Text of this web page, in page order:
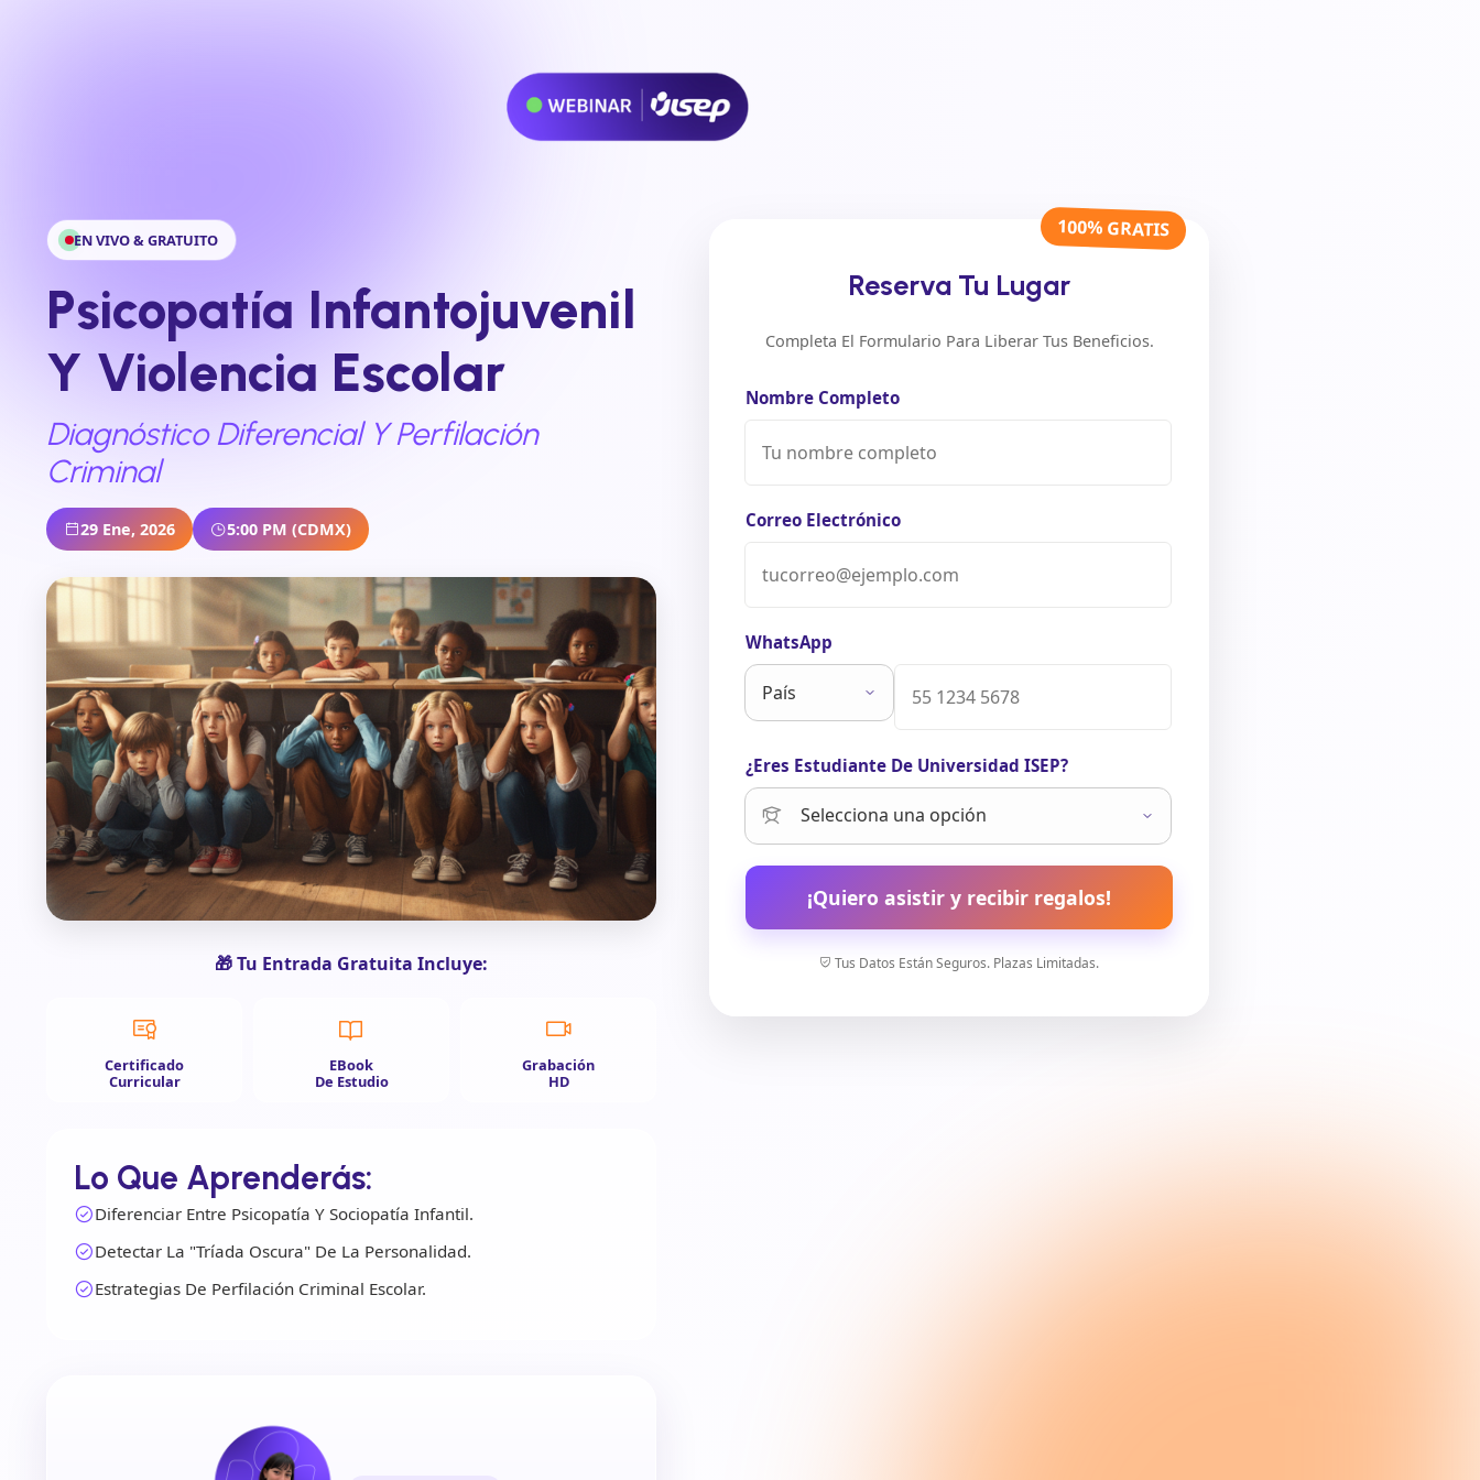
EN VIVO & GRATUITO
Psicopatía Infantojuvenil
Y Violencia Escolar
Diagnóstico Diferencial Y Perfilación
Criminal
29 Ene, 2026 5:00 PM (CDMX)
🎁 Tu Entrada Gratuita Incluye:
Certificado
Curricular
EBook
De Estudio
Grabación
HD
Lo Que Aprenderás:
Diferenciar Entre Psicopatía Y Sociopatía Infantil.
Detectar La "Tríada Oscura" De La Personalidad.
Estrategias De Perfilación Criminal Escolar.
100% GRATIS
Reserva Tu Lugar
Completa El Formulario Para Liberar Tus Beneficios.
Nombre Completo
Correo Electrónico
WhatsApp
¿Eres Estudiante De Universidad ISEP?
¡Quiero asistir y recibir regalos!
Tus Datos Están Seguros. Plazas Limitadas.